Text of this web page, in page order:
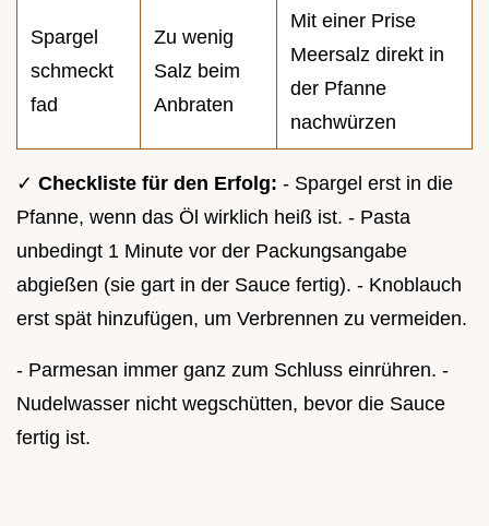
Spargel
schmeckt
fad
Zu wenig
Salz beim
Anbraten
Mit einer Prise
Meersalz direkt in
der Pfanne
nachwürzen
✓ Checkliste für den Erfolg: - Spargel erst in die
Pfanne, wenn das Öl wirklich heiß ist. - Pasta
unbedingt 1 Minute vor der Packungsangabe
abgießen (sie gart in der Sauce fertig). - Knoblauch
erst spät hinzufügen, um Verbrennen zu vermeiden.
- Parmesan immer ganz zum Schluss einrühren. -
Nudelwasser nicht wegschütten, bevor die Sauce
fertig ist.